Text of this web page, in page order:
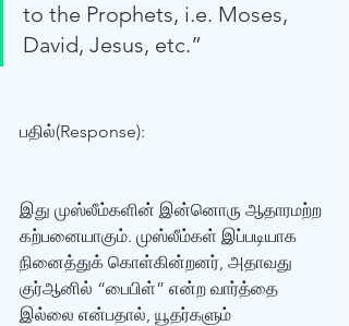
to the Prophets, i.e. Moses,
David, Jesus, etc.”
பதில்(Response):
இது முஸ்லீம்களின் இன்னொரு ஆதாரமற்ற
கற்பனையாகும். முஸ்லீம்கள் இப்படியாக
நினைத்துக் கொள்கின்றனர், அதாவது
குர்‍ஆனில் “பைபிள்” என்ற வார்த்தை
இல்லை என்பதால், யூதர்களும்